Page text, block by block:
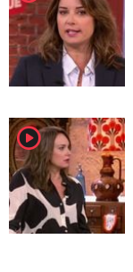
player2